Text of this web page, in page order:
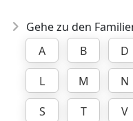
Gehe zu den
A
B D
L
M N
S
T V